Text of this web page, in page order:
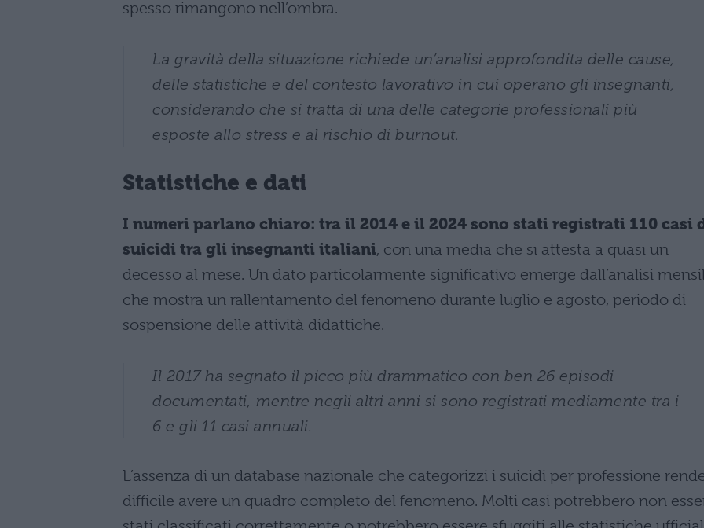
spesso rimangono nell’ombra.
La gravità della situazione richiede un’analisi approfondita delle cause,
delle statistiche e del contesto lavorativo in cui operano gli insegnanti,
considerando che si tratta di una delle categorie professionali più
esposte allo stress e al rischio di burnout.
Statistiche e dati
I numeri parlano chiaro: tra il 2014 e il 2024 sono stati registrati 110 casi
suicidi tra gli insegnanti italiani, con una media che si attesta a quasi un
decesso al mese. Un dato particolarmente significativo emerge dall’analisi
che mostra un rallentamento del fenomeno durante luglio e agosto, periodo di
sospensione delle attività didattiche.
Il 2017 ha segnato il picco più drammatico con ben 26 episodi
documentati, mentre negli altri anni si sono registrati mediamente tra i
6 e gli 11 casi annuali.
L’assenza di un database nazionale che categorizzi i suicidi per professione
difficile avere un quadro completo del fenomeno. Molti casi potrebbero non